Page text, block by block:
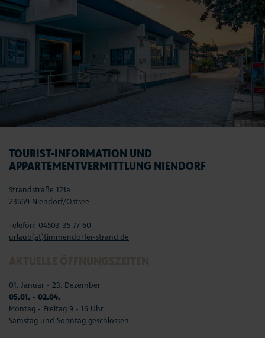
TOURIST-INFORMATION UND
APPARTEMENTVERMITTLUNG NIENDORF
Strandstraße 121a
23669 Niendorf/Ostsee
Telefon: 04503-35 77-60
urlaub(at)timmendorfer-strand.de
01. Januar - 23. Dezember
05.01. - 02.04.
Montag - Freitag 9 - 16 Uhr
Samstag und Sonntag geschlossen